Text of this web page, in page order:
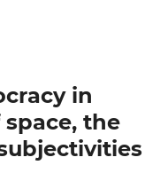
in
the